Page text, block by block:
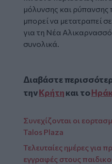
μόλυνσης και
μπορεί να μετατραπεί
για τη Νέα
συνολικά.
Διαβάστε
τηνΚρήτηκαι το
Συνεχίζονται οι
Talos Plaza
Τελευταίες ημέρες για
εγγραφές στους